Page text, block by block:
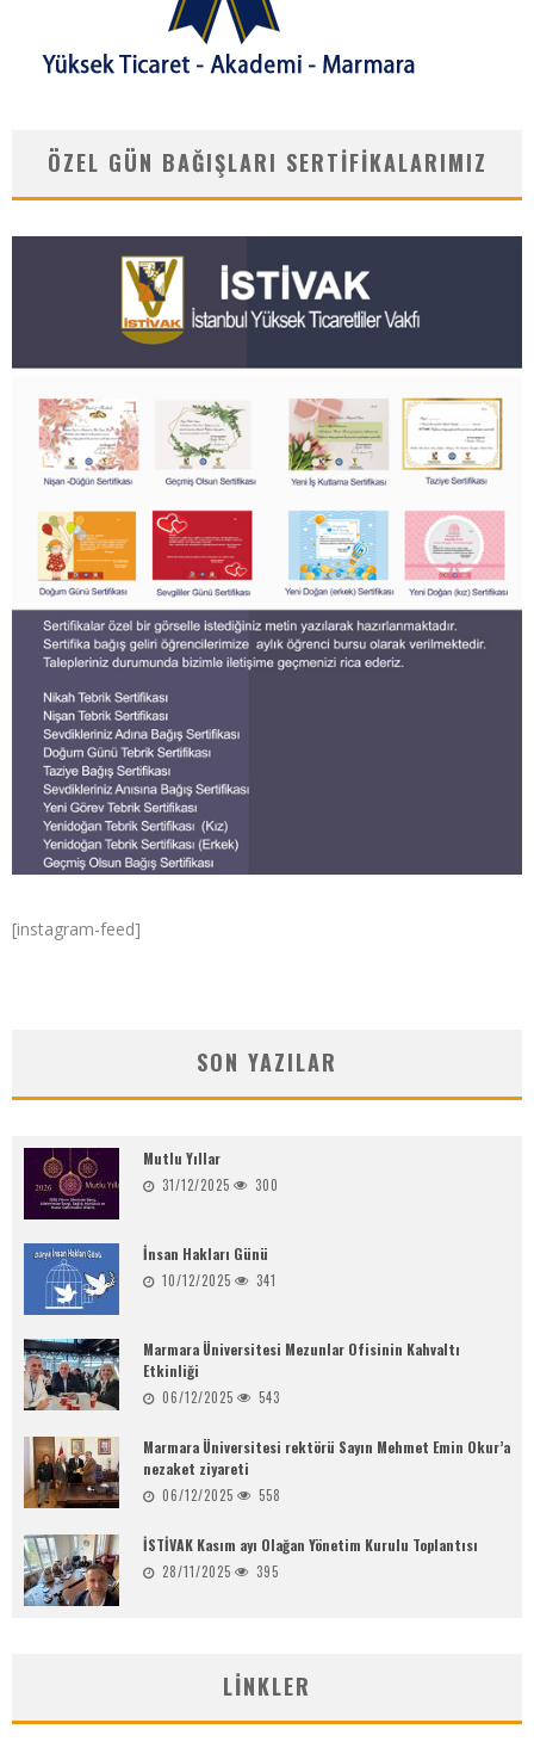
ÖZEL GÜN BAĞIŞLARI SERTIFIKALARIMIZ
[instagram-feed]
SON YAZILAR
Mutlu Yıllar
31/12/2025 300
İnsan Hakları Günü
10/12/2025 341
Marmara Üniversitesi Mezunlar Ofisinin Kahvaltı
Etkinliği
06/12/2025 543
Marmara Üniversitesi rektörü Sayın Mehmet Emin Okur’a
nezaket ziyareti
06/12/2025 558
İSTİVAK Kasım ayı Olağan Yönetim Kurulu Toplantısı
28/11/2025 395
LINKLER